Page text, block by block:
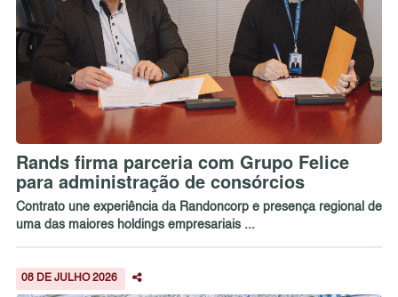
Rands firma parceria com Grupo Felice
para administração de consórcios
Contrato une experiência da Randoncorp e presença regional de
uma das maiores holdings empresariais ...
08 DE JULHO 2026